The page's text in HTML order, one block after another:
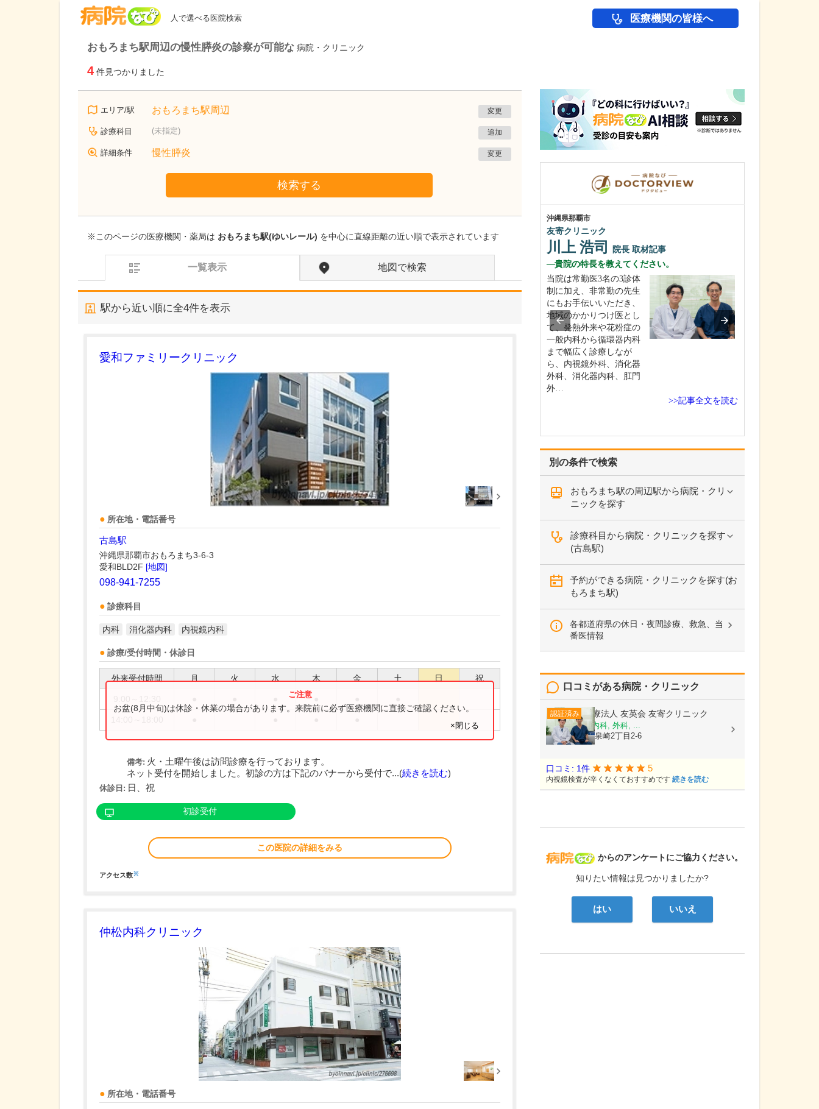
人で選べる医院検索 医療機関の皆様へ
おもろまち駅周辺の慢性膵炎の診察が可能な 病院・クリニック
4 件見つかりました
エリア/駅 おもろまち駅周辺 変更
診療科目 (未指定) 追加
詳細条件 慢性膵炎 変更
検索する
※このページの医療機関・薬局は おもろまち駅(ゆいレール) を中心に直線距離の近い順で表示されています
一覧表示 地図で検索
駅から近い順に全4件を表示
愛和ファミリークリニック
所在地・電話番号
古島駅
沖縄県那覇市おもろまち3-6-3
愛和BLD2F [地図]
098-941-7255
診療科目
内科 消化器内科 内視鏡内科
診療/受付時間・休診日
外来受付時間 月 火 水 木 金 土 日 祝
お盆(8月中旬)は休診・休業の場合があります。来院前に必ず医療機関に直接ご確認ください。
×閉じる
備考: 火・土曜午後は訪問診療を行っております。
ネット受付を開始しました。初診の方は下記のバナーから受付で...(続きを読む)
休診日: 日、祝
初診受付
この医院の詳細をみる
アクセス数※
仲松内科クリニック
所在地・電話番号
別の条件で検索
おもろまち駅の周辺駅から病院・クリ
ニックを探す
診療科目から病院・クリニックを探す
(古島駅)
予約ができる病院・クリニックを探す(お
もろまち駅)
各都道府県の休日・夜間診療、救急、当
番医情報
病院なび
からのアンケートにご協力ください。
知りたい情報は見つかりましたか?
はい いいえ
口コミがある病院・クリニック
認証済み 医療法人 友英会 友寄クリニック
内科, 消化器内科, 外科, ...
沖縄県那覇市泉崎2丁目2-6
口コミ: 1件 5
内視鏡検査が辛くなくておすすめです 続きを読む
沖縄県那覇市
友寄クリニック
川上 浩司 院長 取材記事
貴院の特長を教えてください。
当院は常勤医3名の3診体
制に加え、非常勤の先生
にもお手伝いいただき、
地域のかかりつけ医とし
て、発熱外来や花粉症の
一般内科から循環器内科
まで幅広く診療しなが
ら、内視鏡外科、消化器
外科、消化器内科、肛門
外…
>>記事全文を読む
群馬県高崎市
高崎タワークリニック 眼科・泌尿器科
齋藤 直 副院長 取材記事
高崎駅から近くて、通いやすい場所ですね。こ
こに開業したのはどうしてでしょうか?
徒歩3分という地の利の良
さに加えて、駐車場も十
分に確保できており、
電…